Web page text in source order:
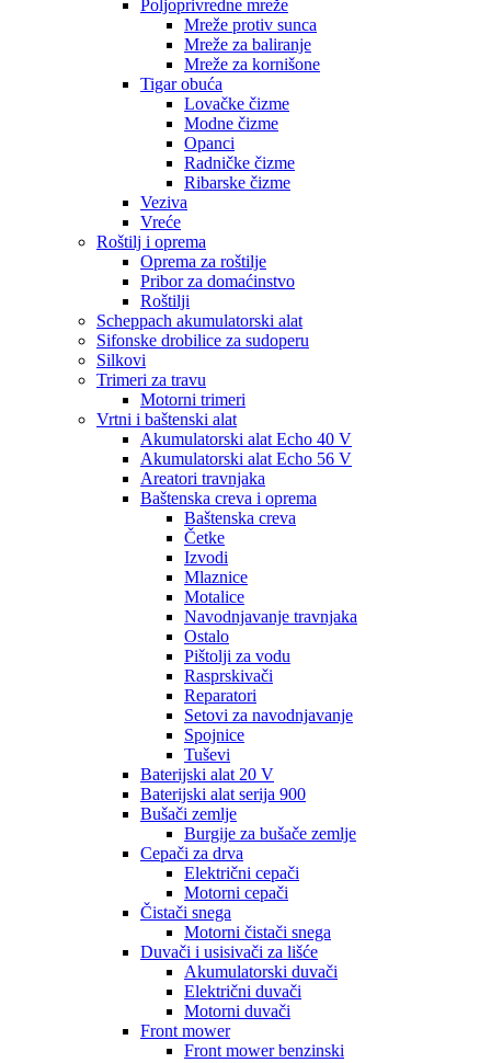
Poljoprivredne mreže
Mreže protiv sunca
Mreže za baliranje
Mreže za kornišone
Tigar obuća
Lovačke čizme
Modne čizme
Opanci
Radničke čizme
Ribarske čizme
Veziva
Vreće
Roštilj i oprema
Oprema za roštilje
Pribor za domaćinstvo
Roštilji
Scheppach akumulatorski alat
Sifonske drobilice za sudoperu
Silkovi
Trimeri za travu
Motorni trimeri
Vrtni i baštenski alat
Akumulatorski alat Echo 40 V
Akumulatorski alat Echo 56 V
Areatori travnjaka
Baštenska creva i oprema
Baštenska creva
Četke
Izvodi
Mlaznice
Motalice
Navodnjavanje travnjaka
Ostalo
Pištolji za vodu
Rasprskivači
Reparatori
Setovi za navodnjavanje
Spojnice
Tuševi
Baterijski alat 20 V
Baterijski alat serija 900
Bušači zemlje
Burgije za bušače zemlje
Cepači za drva
Električni cepači
Motorni cepači
Čistači snega
Motorni čistači snega
Duvači i usisivači za lišće
Akumulatorski duvači
Električni duvači
Motorni duvači
Front mower
Front mower benzinski